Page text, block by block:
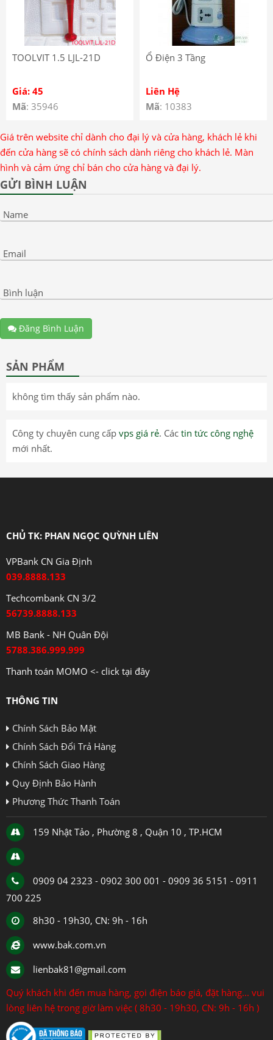
TOOLVIT 1.5 LJL-21D
Giá: 45
Mã: 35946
Ổ Điện 3 Tầng
Liên Hệ
Mã: 10383
Giá trên website chỉ dành cho đại lý và cửa hàng, khách lẻ khi
đến cửa hàng sẽ có chính sách dành riêng cho khách lẻ. Màn
hình và cảm ứng chỉ bán cho cửa hàng và đại lý.
GỬI BÌNH LUẬN
Name
Email
Bình luận
Đăng Bình Luận
SẢN PHẨM
không tìm thấy sản phẩm nào.
Công ty chuyên cung cấp vps giá rẻ. Các tin tức công nghệ
mới nhất.
CHỦ TK: PHAN NGỌC QUỲNH LIÊN
VPBank CN Gia Định
039.8888.133
Techcombank CN 3/2
56739.8888.133
MB Bank - NH Quân Đội
5788.386.999.999
Thanh toán MOMO <- click tại đây
THÔNG TIN
Chính Sách Bảo Mật
Chính Sách Đổi Trả Hàng
Chính Sách Giao Hàng
Quy Định Bảo Hành
Phương Thức Thanh Toán
159 Nhật Tảo , Phường 8 , Quận 10 , TP.HCM
0909 04 2323 - 0902 300 001 - 0909 36 5151 - 0911
700 225
8h30 - 19h30, CN: 9h - 16h
www.bak.com.vn
lienbak81@gmail.com
Quý khách khi đến mua hàng, gọi điện báo giá, đặt hàng... vui
lòng liên hệ trong giờ làm việc ( 8h30 - 19h30, CN: 9h - 16h )